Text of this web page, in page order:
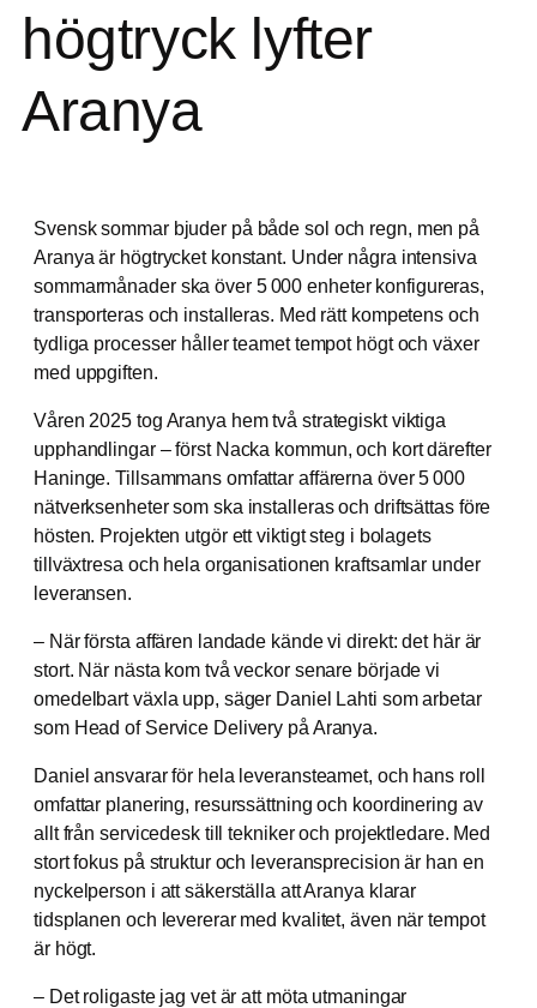
högtryck lyfter
Aranya
Svensk sommar bjuder på både sol och regn, men på
Aranya är högtrycket konstant. Under några intensiva
sommarmånader ska över 5000 enheter konfigureras,
transporteras och installeras. Med rätt kompetens och
tydliga processer håller teamet tempot högt och växer
med uppgiften.
Våren 2025 tog Aranya hem två strategiskt viktiga
upphandlingar – först Nacka kommun, och kort därefter
Haninge. Tillsammans omfattar affärerna över 5 000
nätverksenheter som ska installeras och driftsättas före
hösten. Projekten utgör ett viktigt steg i bolagets
tillväxtresa och hela organisationen kraftsamlar under
leveransen.
– När första affären landade kände vi direkt: det här är
stort. När nästa kom två veckor senare började vi
omedelbart växla upp, säger Daniel Lahti som arbetar
som Head of Service Delivery på Aranya.
Daniel ansvarar för hela leveransteamet, och hans roll
omfattar planering, resurssättning och koordinering av
allt från servicedesk till tekniker och projektledare. Med
stort fokus på struktur och leveransprecision är han en
nyckelperson i att säkerställa att Aranya klarar
tidsplanen och levererar med kvalitet, även när tempot
är högt.
– Det roligaste jag vet är att möta utmaningar